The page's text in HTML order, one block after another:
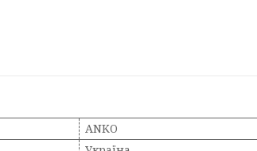
ANKO